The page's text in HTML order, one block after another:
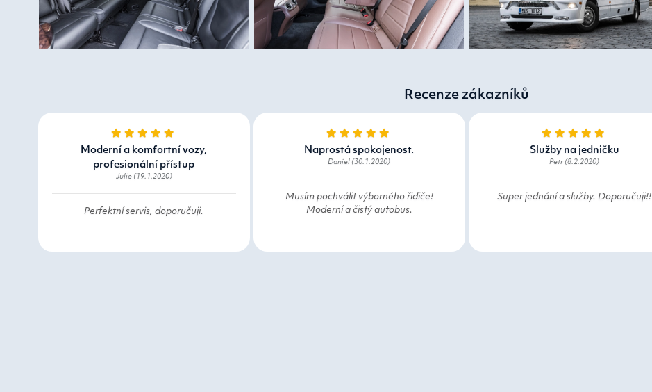
Recenze zákazníků
Moderní a komfortní vozy,
profesionální přístup
Julie (19.1.2020)
Perfektní servis, doporučuji.
Naprostá spokojenost.
Daniel (30.1.2020)
Musím pochválit výborného řidiče!
Moderní a čistý autobus.
Služby na jedničku
Petr (8.2.2020)
Super jednání a služby. Doporučuji!!